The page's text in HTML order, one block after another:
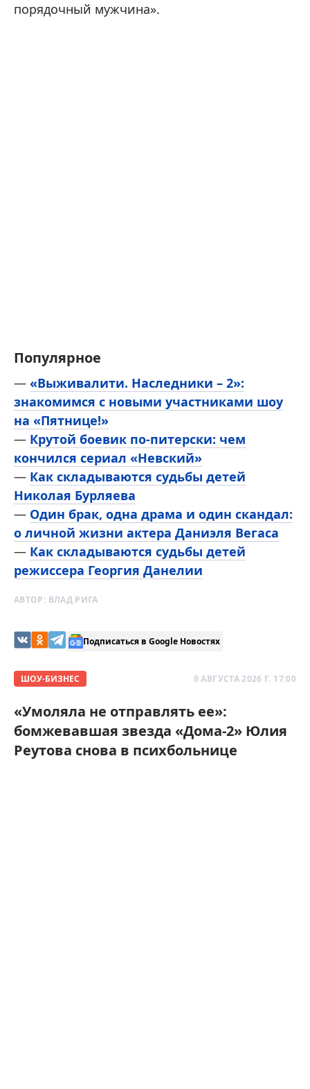
порядочный мужчина».
Популярное
— «Выживалити. Наследники – 2»:
знакомимся с новыми участниками шоу
на «Пятнице!»
— Крутой боевик по-питерски: чем
кончился сериал «Невский»
— Как складываются судьбы детей
Николая Бурляева
— Один брак, одна драма и один скандал:
о личной жизни актера Даниэля Вегаса
— Как складываются судьбы детей
режиссера Георгия Данелии
АВТОР: ВЛАД РИГА
Подписаться в Google Новостях
ШОУ-БИЗНЕС 9 АВГУСТА 2026 Г. 17:00
«Умоляла не отправлять ее»:
бомжевавшая звезда «Дома-2» Юлия
Реутова снова в психбольнице